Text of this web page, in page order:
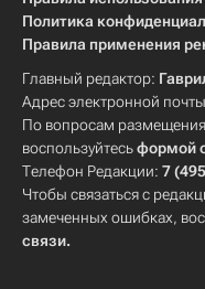
Политика
Правила применения
Главный редактор:
Адрес электронной
По вопросам
воспользуйтесьформой
Телефон Редакции: 7
Чтобы связаться с
замеченных ошибках,
связи.